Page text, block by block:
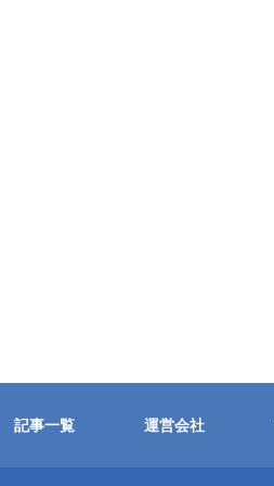
記事一覧 運営会社